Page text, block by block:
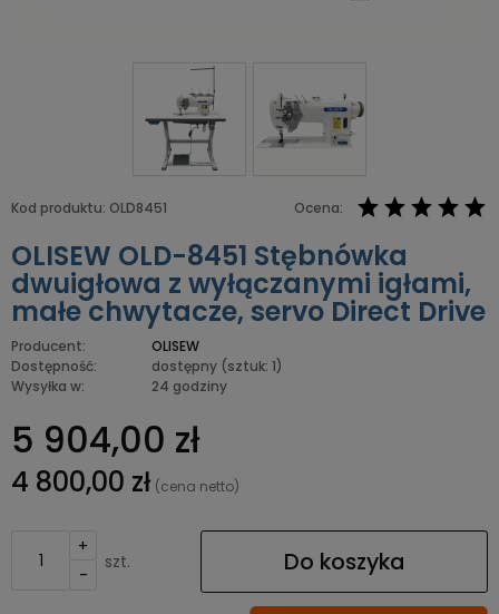
Ocena:
Kod produktu: OLD8451
OLISEW OLD-8451 Stębnówka
dwuigłowa z wyłączanymi igłami,
małe chwytacze, servo Direct Drive
Producent:
OLISEW
Dostępność:
dostępny (sztuk: 1)
Wysyłka w:
24 godziny
5 904,00 zł
4 800,00 zł (cena netto)
+
-
szt. Do koszyka